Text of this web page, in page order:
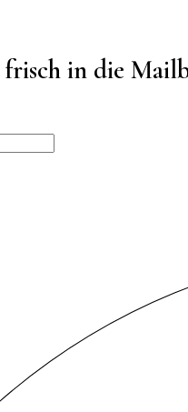
in die